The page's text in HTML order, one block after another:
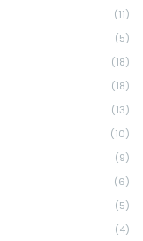
(11)
(5)
(18)
(18)
(13)
(10)
(9)
(6)
(5)
(4)